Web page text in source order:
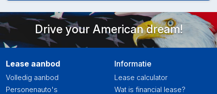
Drive your American dream!
Lease aanbod
Volledig aanbod
Personenauto's
Informatie
Lease calculator
Wat is financial lease?